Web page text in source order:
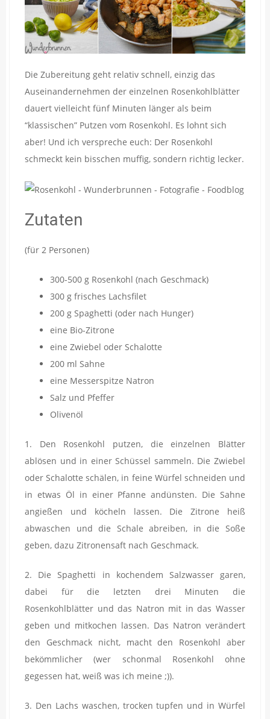
Die Zubereitung geht relativ schnell, einzig das
Auseinandernehmen der einzelnen Rosenkohlblätter
dauert vielleicht fünf Minuten länger als beim
“klassischen” Putzen vom Rosenkohl. Es lohnt sich
aber! Und ich verspreche euch: Der Rosenkohl
schmeckt kein bisschen muffig, sondern richtig lecker.
Zutaten
(für 2 Personen)
300-500 g Rosenkohl (nach Geschmack)
300 g frisches Lachsfilet
200 g Spaghetti (oder nach Hunger)
eine Bio-Zitrone
eine Zwiebel oder Schalotte
200 ml Sahne
eine Messerspitze Natron
Salz und Pfeffer
Olivenöl
1. Den Rosenkohl putzen, die einzelnen Blätter
ablösen und in einer Schüssel sammeln. Die Zwiebel
oder Schalotte schälen, in feine Würfel schneiden und
in etwas Öl in einer Pfanne andünsten. Die Sahne
angießen und köcheln lassen. Die Zitrone heiß
abwaschen und die Schale abreiben, in die Soße
geben, dazu Zitronensaft nach Geschmack.
2. Die Spaghetti in kochendem Salzwasser garen,
dabei für die letzten drei Minuten die
Rosenkohlblätter und das Natron mit in das Wasser
geben und mitkochen lassen. Das Natron verändert
den Geschmack nicht, macht den Rosenkohl aber
bekömmlicher (wer schonmal Rosenkohl ohne
gegessen hat, weiß was ich meine ;)).
3. Den Lachs waschen, trocken tupfen und in Würfel